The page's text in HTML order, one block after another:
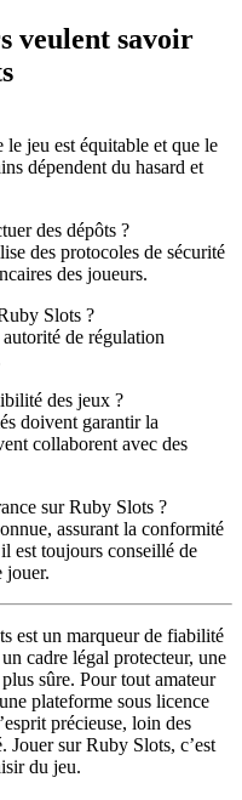
veulent savoir
jeu est équitable et que le
dépendent du hasard et
des dépôts ?
des protocoles de sécurité
des joueurs.
Slots ?
de régulation
des jeux ?
doivent garantir la
collaborent avec des
sur Ruby Slots ?
assurant la conformité
est toujours conseillé de
jouer.
est un marqueur de fiabilité
cadre légal protecteur, une
sûre. Pour tout amateur
plateforme sous licence
précieuse, loin des
Jouer sur Ruby Slots, c’est
du jeu.